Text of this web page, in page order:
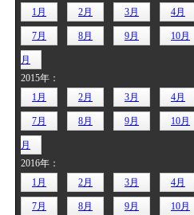
1月
2月 3月 4月
7月 8月 9月 10月
月
2015年：
1月
2月 3月 4月
7月 8月 9月 10月
月
2016年：
1月
2月 3月 4月
7月 8月 9月 10月